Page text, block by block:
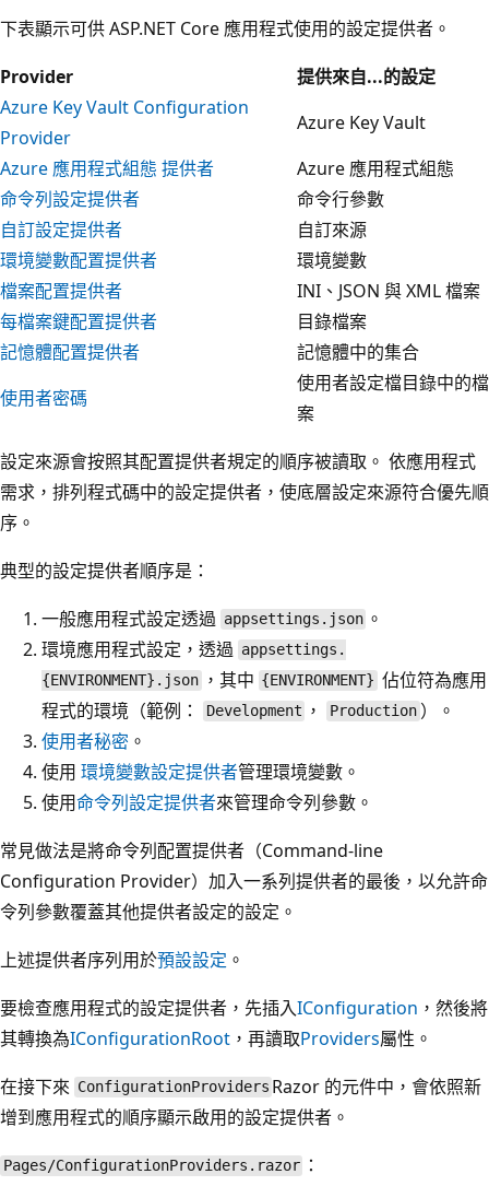
下表顯示可供 ASP.NET Core 應用程式使用的設定提供者。
Provider
提供來自...的設定
Azure Key Vault Configuration
Provider
Azure Key Vault
Azure 應用程式組態 提供者
Azure 應用程式組態
命令列設定提供者
命令行參數
自訂設定提供者
自訂來源
環境變數配置提供者
環境變數
檔案配置提供者
INI、JSON 與 XML 檔案
每檔案鍵配置提供者
目錄檔案
記憶體配置提供者
記憶體中的集合
使用者密碼
使用者設定檔目錄中的檔
案
設定來源會按照其配置提供者規定的順序被讀取。 依應用程式
需求，排列程式碼中的設定提供者，使底層設定來源符合優先順
序。
典型的設定提供者順序是：
一般應用程式設定透過 appsettings.json 。
環境應用程式設定，透過 appsettings.
{ENVIRONMENT}.json ，其中 {ENVIRONMENT} 佔位符為應用
程式的環境（範例：
Development ， Production ）。
使用者秘密 。
使用 環境變數設定提供者管理環境變數。
使用命令列設定提供者來管理命令列參數。
常見做法是將命令列配置提供者（Command-line
Configuration Provider）加入一系列提供者的最後，以允許命
令列參數覆蓋其他提供者設定的設定。
上述提供者序列用於預設設定 。
要檢查應用程式的設定提供者，先插入IConfiguration ，然後將
其轉換為IConfigurationRoot ，再讀取Providers屬性。
在接下來 ConfigurationProviders Razor 的元件中，會依照新
增到應用程式的順序顯示啟用的設定提供者。
Pages/ConfigurationProviders.razor ：